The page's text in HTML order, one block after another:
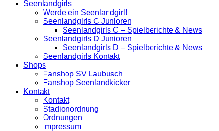
Seenlandgirls
Werde ein Seenlandgirl!
Seenlandgirls C Junioren
Seenlandgirls C – Spielberichte & News
Seenlandgirls D Junioren
Seenlandgirls D – Spielberichte & News
Seenlandgirls Kontakt
Shops
Fanshop SV Laubusch
Fanshop Seenlandkicker
Kontakt
Kontakt
Stadionordnung
Ordnungen
Impressum